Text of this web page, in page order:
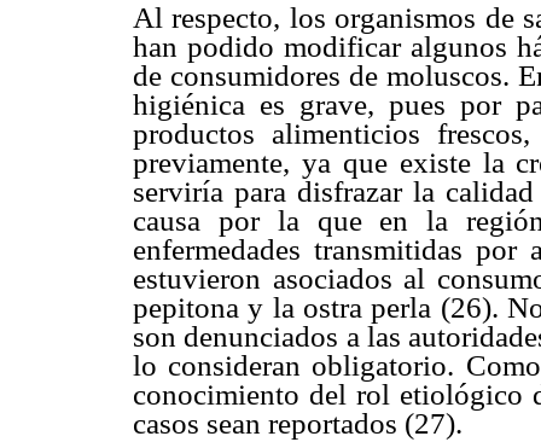
Al respecto, los organismos de
han podido modificar algunos
de consumidores de moluscos.
higiénica es grave, pues por
productos alimenticios
previamente, ya que existe la
serviría para disfrazar la
causa por la que en la
enfermedades transmitidas
estuvieron asociados al
pepitona y la ostra perla (26).
son denunciados a las
lo consideran obligatorio.
conocimiento del rol etiológico
casos sean reportados (27).